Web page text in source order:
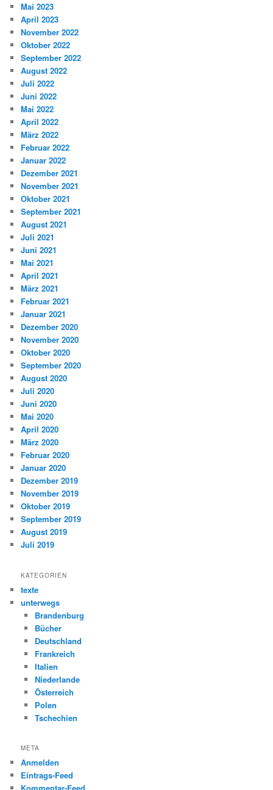
Mai 2023
April 2023
November 2022
Oktober 2022
September 2022
August 2022
Juli 2022
Juni 2022
Mai 2022
April 2022
März 2022
Februar 2022
Januar 2022
Dezember 2021
November 2021
Oktober 2021
September 2021
August 2021
Juli 2021
Juni 2021
Mai 2021
April 2021
März 2021
Februar 2021
Januar 2021
Dezember 2020
November 2020
Oktober 2020
September 2020
August 2020
Juli 2020
Juni 2020
Mai 2020
April 2020
März 2020
Februar 2020
Januar 2020
Dezember 2019
November 2019
Oktober 2019
September 2019
August 2019
Juli 2019
KATEGORIEN
texte
unterwegs
Brandenburg
Bücher
Deutschland
Frankreich
Italien
Niederlande
Österreich
Polen
Tschechien
META
Anmelden
Eintrags-Feed